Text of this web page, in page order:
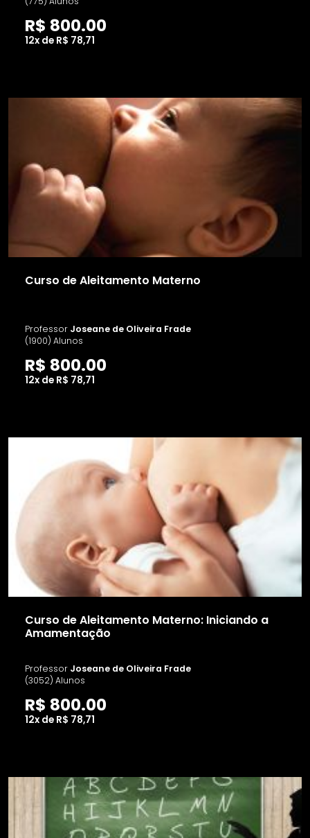
R$ 800.00
12x de R$ 78,71
Curso de Aleitamento Materno
Professor Joseane de Oliveira Frade
(1900) Alunos
R$ 800.00
12x de R$ 78,71
Curso de Aleitamento Materno: Iniciando a
Amamentação
Professor Joseane de Oliveira Frade
(3052) Alunos
R$ 800.00
12x de R$ 78,71